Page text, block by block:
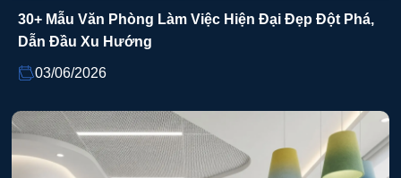
30+ Mẫu Văn Phòng Làm Việc Hiện Đại Đẹp Đột Phá,
Dẫn Đầu Xu Hướng
03/06/2026